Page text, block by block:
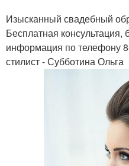
Изысканный свадебный
Бесплатная
информация по телефону
стилист - Субботина Ольга